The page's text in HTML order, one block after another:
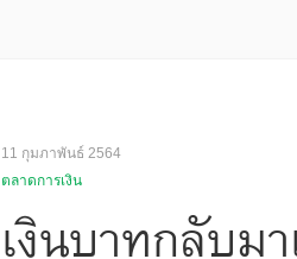
11 กุมภาพันธ์ 2564
ตลาดการเงิน
เงินบาทกลับม